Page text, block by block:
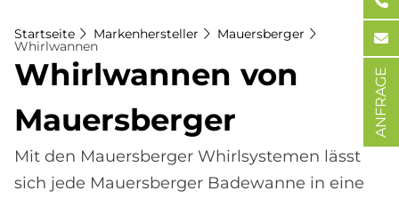
Startseite Markenhersteller Mauersberger
Whirlwannen
Whirl­wan­nen von
Mau­ers­ber­ger
Mit den Mauersberger Whirlsystemen lässt
sich jede Mauersberger Badewanne in eine
ANFRAGE